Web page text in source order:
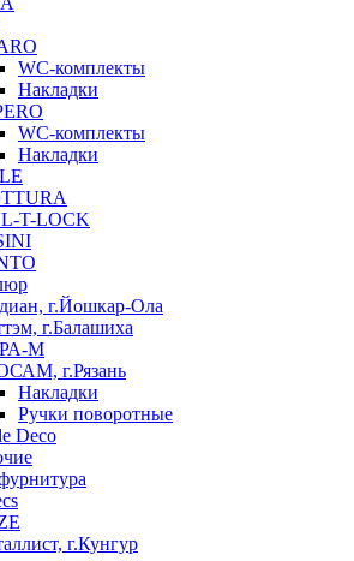
WC-комплекты
Накладки
WC-комплекты
Накладки
T-LOCK
г.Йошкар-Ола
г.Балашиха
М
г.Рязань
Накладки
Ручки поворотные
Deco
г.Кунгур